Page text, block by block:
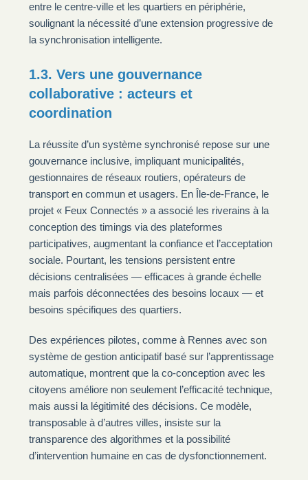
entre le centre-ville et les quartiers en périphérie,
soulignant la nécessité d’une extension progressive de
la synchronisation intelligente.
1.3. Vers une gouvernance
collaborative : acteurs et
coordination
La réussite d’un système synchronisé repose sur une
gouvernance inclusive, impliquant municipalités,
gestionnaires de réseaux routiers, opérateurs de
transport en commun et usagers. En Île-de-France, le
projet « Feux Connectés » a associé les riverains à la
conception des timings via des plateformes
participatives, augmentant la confiance et l’acceptation
sociale. Pourtant, les tensions persistent entre
décisions centralisées — efficaces à grande échelle
mais parfois déconnectées des besoins locaux — et
besoins spécifiques des quartiers.
Des expériences pilotes, comme à Rennes avec son
système de gestion anticipatif basé sur l’apprentissage
automatique, montrent que la co-conception avec les
citoyens améliore non seulement l’efficacité technique,
mais aussi la légitimité des décisions. Ce modèle,
transposable à d’autres villes, insiste sur la
transparence des algorithmes et la possibilité
d’intervention humaine en cas de dysfonctionnement.